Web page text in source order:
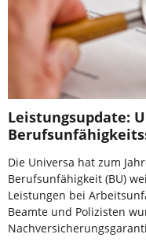
Leistungsupdate:
Die Universa hat zum
Berufsunfähigkeit (BU)
Leistungen bei
Beamte und Polizisten